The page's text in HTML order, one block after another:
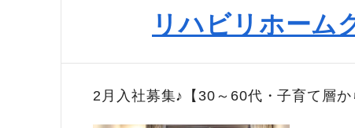
リハビリホーム
2月入社募集♪【30～60代・子育て層か